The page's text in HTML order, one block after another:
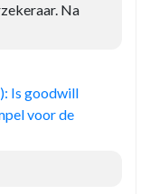
Na
Is goodwill
voor de